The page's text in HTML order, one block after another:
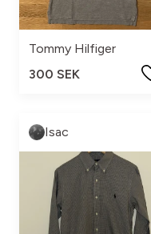
Tommy Hilfiger
300 SEK
Isac